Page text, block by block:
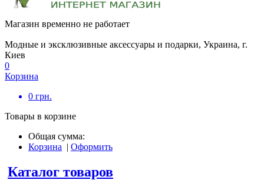
Магазин временно не работает
Модные и эксклюзивные аксессуары и подарки, Украина, г.
Киев
0
Корзина
0 грн.
Товары в корзине
Общая сумма:
Корзина | Оформить
Каталог товаров